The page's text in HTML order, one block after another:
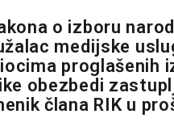
o izboru
medijske
proglašenih
obezbedi
člana RIK u